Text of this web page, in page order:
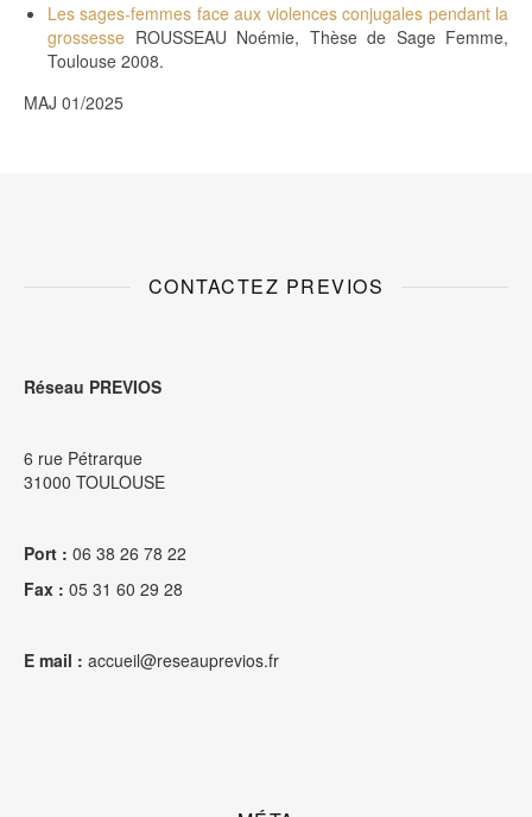
Les sages-femmes face aux violences conjugales pendant la
grossesse ROUSSEAU Noémie, Thèse de Sage Femme,
Toulouse 2008.
MAJ 01/2025
CONTACTEZ PREVIOS
Réseau PREVIOS
6 rue Pétrarque
31000 TOULOUSE
Port : 06 38 26 78 22
Fax : 05 31 60 29 28
E mail : accueil@reseauprevios.fr